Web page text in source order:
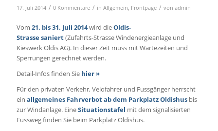
17. Juli 2014 / 0 Kommentare / in Allgemein, Frontpage / von admin
Vom 21. bis 31. Juli 2014wird dieOldis-
Strassesaniert(Zufahrts-Strasse Windenergieanlage und
Kieswerk Oldis AG). In dieser Zeit muss mit Wartezeiten und
Sperrungen gerechnet werden.
Detail-Infos finden Sie hier »
Für den privaten Verkehr, Velofahrer und Fussgänger herrscht
ein allgemeines Fahrverbot ab dem Parkplatz Oldishusbis
zur Windanlage. EineSituationstafel mit dem signalisierten
Fussweg finden Sie beim Parkplatz Oldishus.